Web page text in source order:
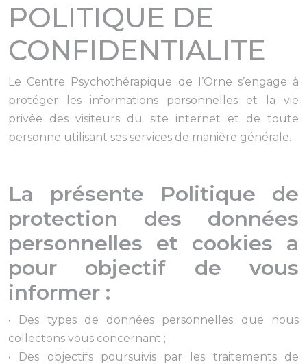
POLITIQUE DE
CONFIDENTIALITE
Le Centre Psychothérapique de l’Orne s’engage à
protéger les informations personnelles et la vie
privée des visiteurs du site internet et de toute
personne utilisant ses services de manière générale.
La présente Politique de
protection des données
personnelles et cookies a
pour objectif de vous
informer :
• Des types de données personnelles que nous
collectons vous concernant ;
• Des objectifs poursuivis par les traitements de